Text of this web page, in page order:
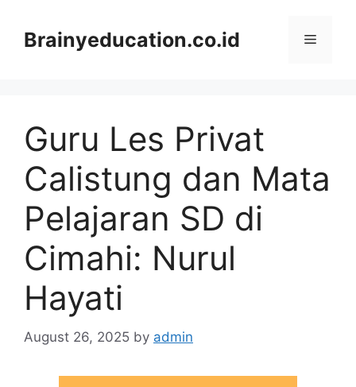
contentBrainyeducation.co.id Menu
Guru Les Privat
Calistung dan Mata
Pelajaran SD di
Cimahi: Nurul
Hayati
August 26, 2025 by admin